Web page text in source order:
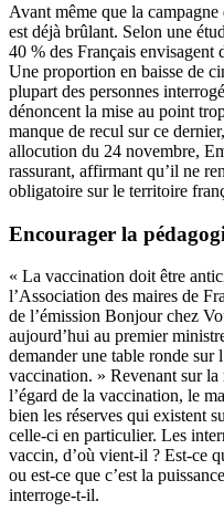
Avant même que la
est déjà brûlant. Selon une
40 % des Français envisagent
Une proportion en baisse de
plupart des personnes
dénoncent la mise au point
manque de recul sur ce
allocution du 24 novembre,
rassurant, affirmant qu’il ne
obligatoire sur le territoire
Encourager la
« La vaccination doit être
l’Association des maires de
de l’émission Bonjour chez
aujourd’hui au premier
demander une table ronde sur
vaccination. » Revenant sur la
l’égard de la vaccination, le
bien les réserves qui existent
celle-ci en particulier. Les
vaccin, d’où vient-il ? Est-ce
ou est-ce que c’est la
interroge-t-il.